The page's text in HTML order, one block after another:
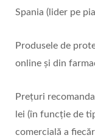
Spania (lider pe
Produsele de
online și din
Prețuri
lei (în funcție de
comercială a